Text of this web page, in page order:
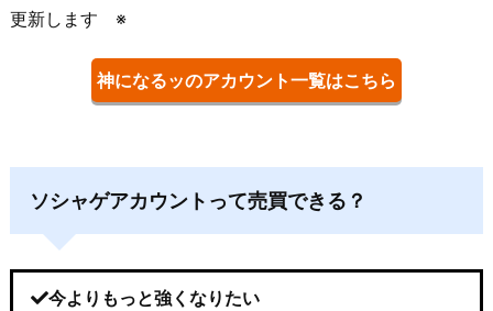
更新します ※
神になるッのアカウント一覧はこちら
ソシャゲアカウントって売買できる？
今よりもっと強くなりたい